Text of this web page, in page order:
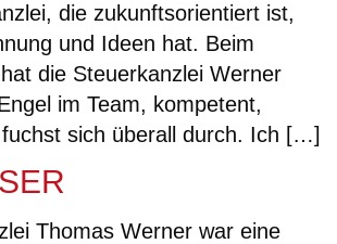
die zukunftsorientiert ist,
und Ideen hat. Beim
die Steuerkanzlei Werner
im Team, kompetent,
fuchst sich überall durch. Ich […]
Thomas Werner war eine